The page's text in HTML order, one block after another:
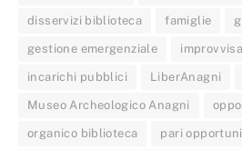
disservizi biblioteca famiglie
gestione emergenziale
incarichi pubblici LiberAnagni
Museo Archeologico Anagni
organico biblioteca pari